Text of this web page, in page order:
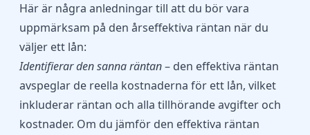
Här är några anledningar till att du bör vara
uppmärksam på den årseffektiva räntan när du
väljer ett lån:
Identifierar den sanna räntan– den effektiva räntan
avspeglar de reella kostnaderna för ett lån, vilket
inkluderar räntan och alla tillhörande avgifter och
kostnader. Om du jämför den effektiva räntan